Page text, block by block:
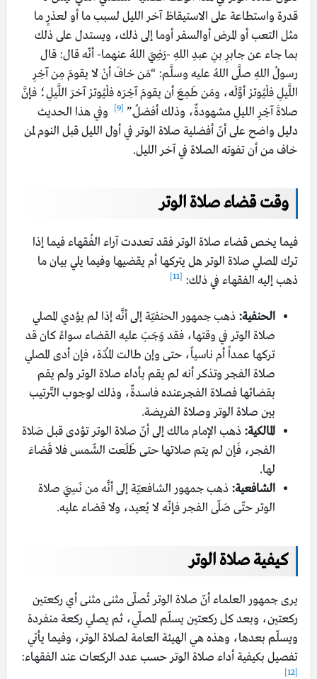
قدرة واستطاعة على الاستيقاظ آخر الليل لسبب ما أو لعذرٍ ما
مثل التعب أو المرض أوالسفر أوما إلى ذلك، ويستدل على ذلك
بما جاء عن جابرِ بنِ عبدِ اللهِ -رَضِيَ اللهُ عنهما- أنّه قال: قال
رسولُ اللهِ صلَّى اللهُ عليه وسلَّم: “مَن خافَ أنْ لا يقومَ مِن آخِرِ
اللَّيلِ فلْيُوترْ أوَّلَه، ومَن طَمِعَ أن يقومَ آخِرَه فلْيُوترْ آخرَ اللَّيلِ؛ فإنَّ
صلاةَ آخِرِ الليلِ مشهودةٌ، وذلك أفضلُ.” [9]
وفي هذا الحديث
دليل واضح على أنّ أفضلية صلاة الوتر في أول الليل قبل النوم لمن
خاف من أن تفوته الصلاة في آخر الليل.
وقت قضاء صلاة الوتر
فيما يخص قضاء صلاة الوتر فقد تعددت آراء الفُقهاء فيما إذا
ترك المصلي صلاة الوتر هل يتركها أم يقضيها وفيما يلي بيان ما
ذهب إليه الفقهاء في ذلك: [11]
الحنفية: ذهب جمهور الحنفيّة إلى أنَّه إذا لم يؤدي المصلي
صلاة الوتر في وقتها، فقد وَجَبَ عليه القضاء سواءً كان قد
تركها عمداً أم ناسياً، حتى وإن طالت المُدّة، فإن أدى المصلي
صلاة الفجر وتذكر أنه لم يقم بأداء صلاة الوتر ولم يقم
بقضائها فصلاة الفجرعنده فاسدةٌ، وذلك لوجوب التّرتيب
بين صلاة الوتر وصلاة الفريضة.
المالكية: ذهب الإمام مالك إلى أنّ صلاة الوتر تؤدى قبل صَلاة
الفجر، فَإن لم يتم صلاتها حتى طَلَعت الشّمس فلا قَضاءَ
لها.
الشافعية: ذهب جمهور الشافعيّة إلى أنَّه من نَسِيَ صلاة
الوتر حتّى صَلّى الفجر فإنّه لا يُعيد، ولا قضاء عليه.
كيفية صلاة الوتر
يرى جمهور العلماء أنّ صلاة الوتر تُصلّى مثنى مثنى أي ركعتين
ركعتين، وبعد كل ركعتين يسلّم المصلّي، ثم يصلي ركعة منفردة
ويسلّم بعدها، وهذه هي الهيئة العامة لصلاة الوتر، وفيما يأتي
تفصيل بكيفية أداء صلاة الوتر حسب عدد الركعات عند الفقهاء:
[12]